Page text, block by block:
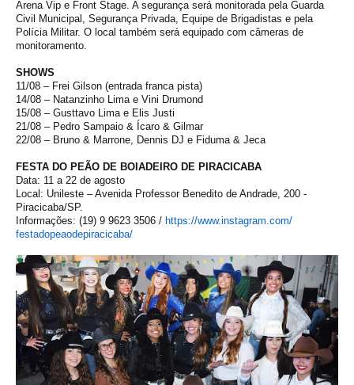
Arena Vip e Front Stage. A segurança será monitorada pela Guarda
Civil Municipal, Segurança Privada, Equipe de Brigadistas e pela
Polícia Militar. O local também será equipado com câmeras de
monitoramento.
SHOWS
11/08 – Frei Gilson (entrada franca pista)
14/08 – Natanzinho Lima e Vini Drumond
15/08 – Gusttavo Lima e Elis Justi
21/08 – Pedro Sampaio & Ícaro & Gilmar
22/08 – Bruno & Marrone, Dennis DJ e Fiduma & Jeca
FESTA DO PEÃO DE BOIADEIRO DE PIRACICABA
Data: 11 a 22 de agosto
Local: Unileste – Avenida Professor Benedito de Andrade, 200 -
Piracicaba/SP.
Informações: (19) 9 9623 3506 / https://www.instagram.com/
festadopeaodepiracicaba/